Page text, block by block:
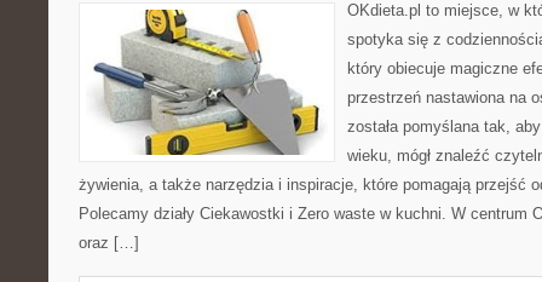
OKdieta.pl to miejsce, w
spotyka się z
który obiecuje magiczne
przestrzeń nastawiona na
została pomyślana tak,
wieku, mógł znaleźć
żywienia, a także narzędzia i inspiracje, które pomagają przejść
Polecamy działy Ciekawostki i Zero waste w kuchni. W centrum
oraz […]